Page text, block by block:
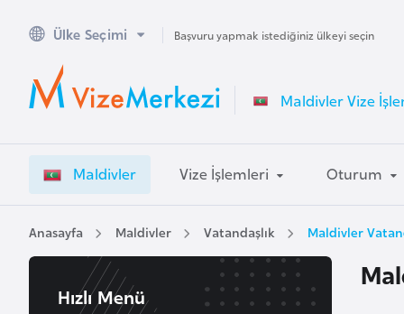
Ülke Seçimi Başvuru yapmak istediğiniz ülkeyi seçin
Maldivler Vize
Maldivler Vize İşlemleri Oturum
Anasayfa Maldivler Vatandaşlık Maldivler
Hızlı Menü
A
u
s
a
l
A